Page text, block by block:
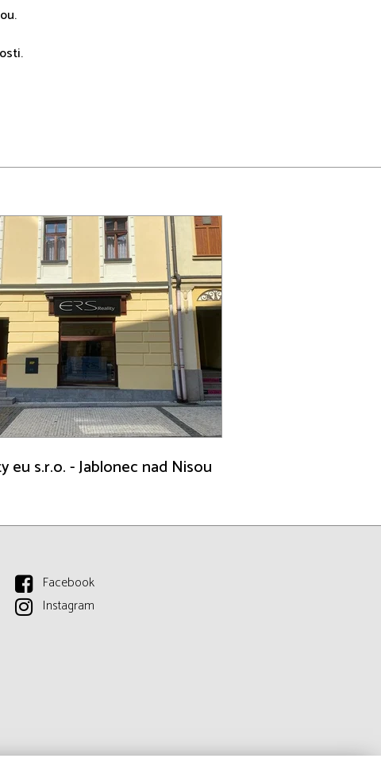
eu s.r.o. - Jablonec nad Nisou
Facebook
Instagram